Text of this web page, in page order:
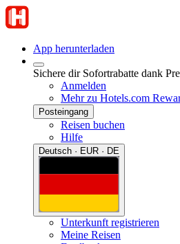
App herunterladen
Sichere dir Sofortrabatte dank
Anmelden
Mehr zu Hotels.com
Posteingang
Reisen buchen
Hilfe
Deutsch · EUR · DE
Unterkunft registrieren
Meine Reisen